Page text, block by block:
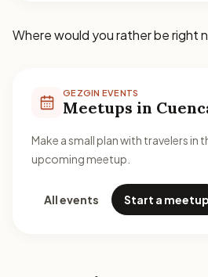
Where would you rather be right
GEZGIN EVENTS
Meetups in
Make a small plan with travelers in
upcoming meetup.
All events Start a meetup